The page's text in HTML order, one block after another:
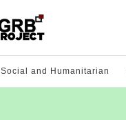
Social and Humanitarian